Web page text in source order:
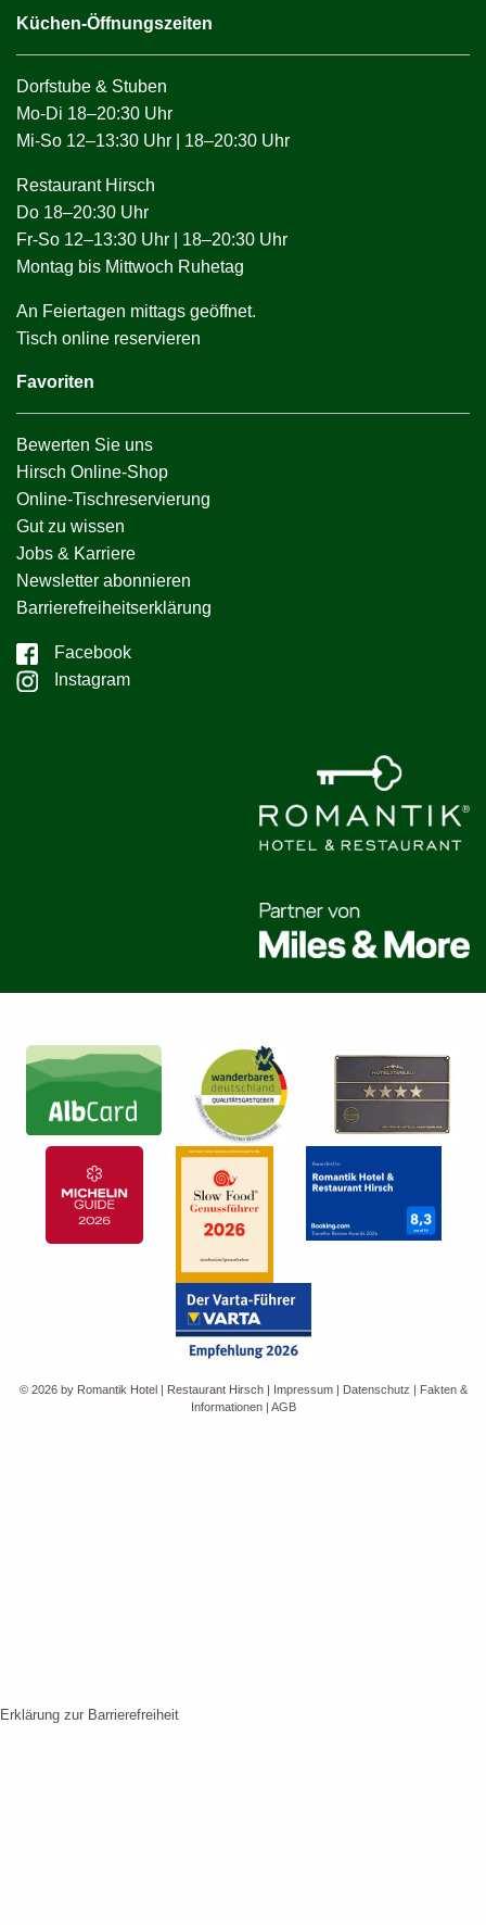
Küchen-Öffnungszeiten
Dorfstube & Stuben
Mo-Di 18–20:30 Uhr
Mi-So 12–13:30 Uhr | 18–20:30 Uhr
Restaurant Hirsch
Do 18–20:30 Uhr
Fr-So 12–13:30 Uhr | 18–20:30 Uhr
Montag bis Mittwoch Ruhetag
An Feiertagen mittags geöffnet.
Tisch online reservieren
Favoriten
Bewerten Sie uns
Hirsch Online-Shop
Online-Tischreservierung
Gut zu wissen
Jobs & Karriere
Newsletter abonnieren
Barrierefreiheitserklärung
Facebook
Instagram
© 2026 by Romantik Hotel | Restaurant Hirsch| Impressum| Datenschutz
Fakten &
Informationen| AGB
Erklärung zur Barrierefreiheit